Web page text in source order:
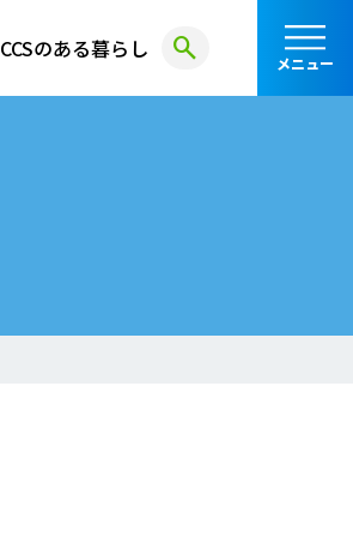
CCSのある暮らし search メニュー